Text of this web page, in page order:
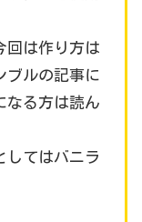
回は作り方は
ブルの記事に
なる方は読ん
してはバニラ